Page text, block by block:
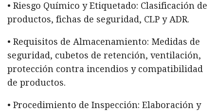
• Riesgo Químico y Etiquetado: Clasificación de
productos, fichas de seguridad, CLP y ADR.
• Requisitos de Almacenamiento: Medidas de
seguridad, cubetos de retención, ventilación,
protección contra incendios y compatibilidad
de productos.
• Procedimiento de Inspección: Elaboración y